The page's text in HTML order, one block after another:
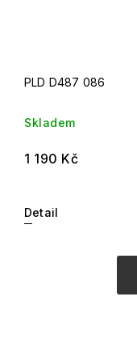
PLD D487 086
Skladem
1 190 Kč
Detail